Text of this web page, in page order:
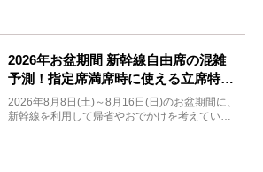
2026年お盆期間 新幹線自由席の混雑
予測！指定席満席時に使える立席特急
券も解説
2026年8月8日(土)～8月16日(日)のお盆期間に、
新幹線を利用して帰省やおでかけを考えている